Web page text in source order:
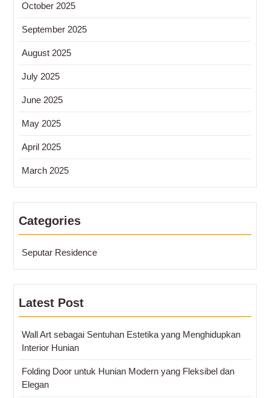
October 2025
September 2025
August 2025
July 2025
June 2025
May 2025
April 2025
March 2025
Categories
Seputar Residence
Latest Post
Wall Art sebagai Sentuhan Estetika yang Menghidupkan
Interior Hunian
Folding Door untuk Hunian Modern yang Fleksibel dan
Elegan